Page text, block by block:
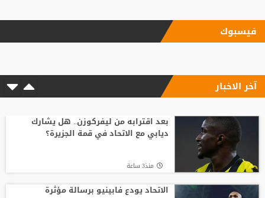
بعد رفض السعودية.. نادٍ فرنسي يتوصل
رودري يحسم قراره ويختار وجهته المقبلة
تصريح رسمي يعقد مهمة برشلونة في
صفقة المستقبل
فيسبوك
آخر الاخبار
بعد اقترابه من ليفركوزن.. هل يشارك
ديابي مع الاتحاد في قمة الجزيرة؟
منذ3 ساعة
الاتحاد يودع فابينيو برسالة مؤثرة